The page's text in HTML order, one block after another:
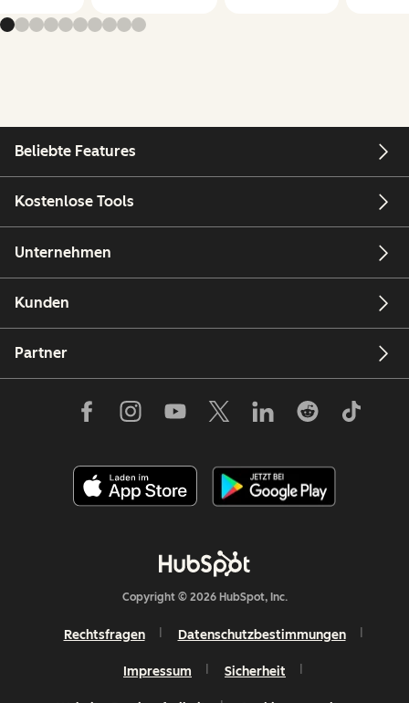
Beliebte Features
Kostenlose Tools
Unternehmen
Kunden
Partner
Copyright © 2026 HubSpot, Inc.
Rechtsfragen Datenschutzbestimmungen
Impressum Sicherheit